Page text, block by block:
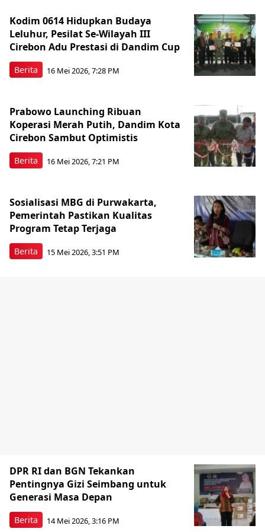
Berita
Kodim 0614 Hidupkan Budaya
Leluhur, Pesilat Se-Wilayah III
Cirebon Adu Prestasi di Dandim Cup
16 Mei 2026, 7:28 PM
Berita
Prabowo Launching Ribuan
Koperasi Merah Putih, Dandim Kota
Cirebon Sambut Optimistis
16 Mei 2026, 7:21 PM
Berita
Sosialisasi MBG di Purwakarta,
Pemerintah Pastikan Kualitas
Program Tetap Terjaga
15 Mei 2026, 3:51 PM
Berita
DPR RI dan BGN Tekankan
Pentingnya Gizi Seimbang untuk
Generasi Masa Depan
14 Mei 2026, 3:16 PM